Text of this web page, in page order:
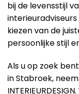
bij de levensstijl
kiezen van de
persoonlijke stijl
Als u op zoek
in Stabroek,